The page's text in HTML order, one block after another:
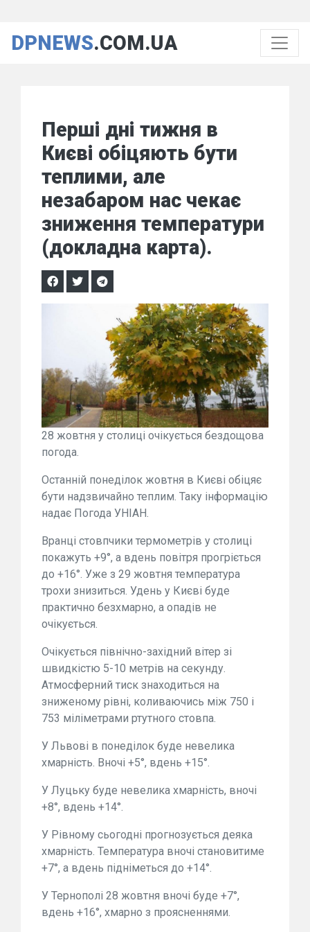
DPNEWS.COM.UA
Перші дні тижня в
Києві обіцяють бути
теплими, але
незабаром нас чекає
зниження температури
(докладна карта).
28 жовтня у столиці очікується бездощова
погода.
Останній понеділок жовтня в Києві обіцяє
бути надзвичайно теплим. Таку інформацію
надає Погода УНІАН.
Вранці стовпчики термометрів у столиці
покажуть +9°, а вдень повітря прогріється
до +16°. Уже з 29 жовтня температура
трохи знизиться. Удень у Києві буде
практично безхмарно, а опадів не
очікується.
Очікується північно-західний вітер зі
швидкістю 5-10 метрів на секунду.
Атмосферний тиск знаходиться на
зниженому рівні, коливаючись між 750 і
753 міліметрами ртутного стовпа.
У Львові в понеділок буде невелика
хмарність. Вночі +5°, вдень +15°.
У Луцьку буде невелика хмарність, вночі
+8°, вдень +14°.
У Рівному сьогодні прогнозується деяка
хмарність. Температура вночі становитиме
+7°, а вдень підніметься до +14°.
У Тернополі 28 жовтня вночі буде +7°,
вдень +16°, хмарно з проясненнями.